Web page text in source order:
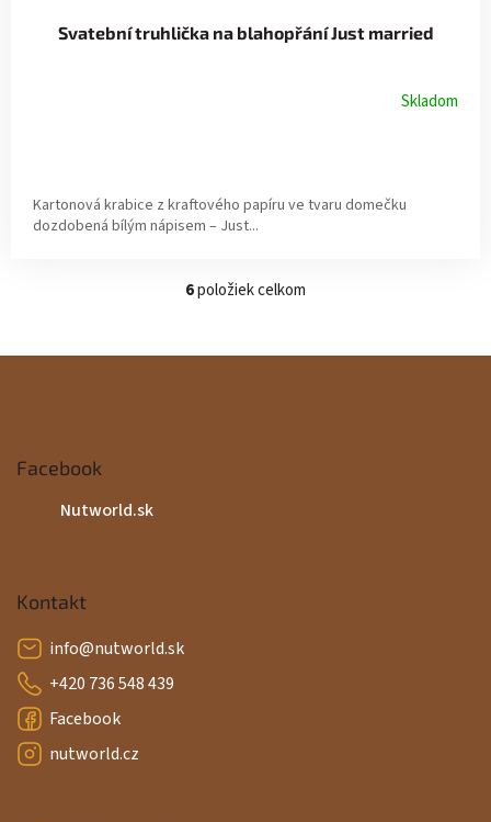
Svatební truhlička na blahopřání Just married
Skladom
Kartonová krabice z kraftového papíru ve tvaru domečku
dozdobená bílým nápisem – Just...
O
á
6položiek celkom
p
e
Facebook
Nutworld.sk
Kontakt
info@nutworld.sk
+420 736 548 439
Facebook
nutworld.cz